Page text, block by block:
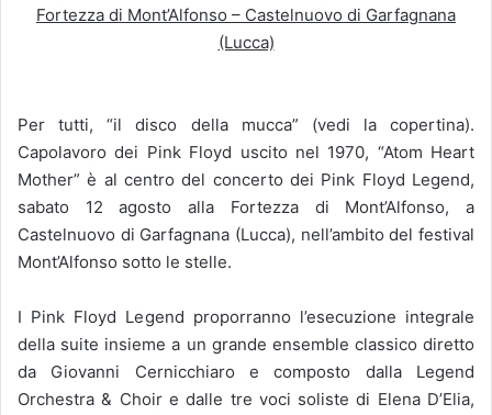
Fortezza di Mont’Alfonso – Castelnuovo di Garfagnana
(Lucca)
Per tutti, “il disco della mucca” (vedi la copertina).
Capolavoro dei Pink Floyd uscito nel 1970, “Atom Heart
Mother” è al centro del concerto dei Pink Floyd Legend,
sabato 12 agosto alla Fortezza di Mont’Alfonso, a
Castelnuovo di Garfagnana (Lucca), nell’ambito del festival
Mont’Alfonso sotto le stelle.
I Pink Floyd Legend proporranno l’esecuzione integrale
della suite insieme a un grande ensemble classico diretto
da Giovanni Cernicchiaro e composto dalla Legend
Orchestra & Choir e dalle tre voci soliste di Elena D’Elia,